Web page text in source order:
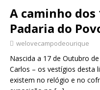
A caminho dos
Padaria do
welovecampodeourique
Nascida a 17 de Outubro
Carlos – os vestígios desta
existem no relógio e no